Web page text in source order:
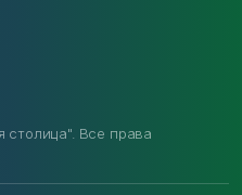
Все права